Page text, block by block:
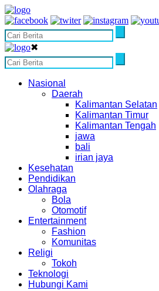
✖
Nasional
Daerah
Kalimantan Selatan
Kalimantan Timur
Kalimantan Tengah
jawa
bali
irian jaya
Kesehatan
Pendidikan
Olahraga
Bola
Otomotif
Entertainment
Fashion
Komunitas
Religi
Tokoh
Teknologi
Hubungi Kami